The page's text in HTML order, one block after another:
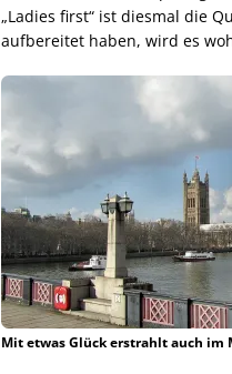
„Ladies first“ ist diesmal die
aufbereitet haben, wird es
Mit etwas Glück erstrahlt auch im